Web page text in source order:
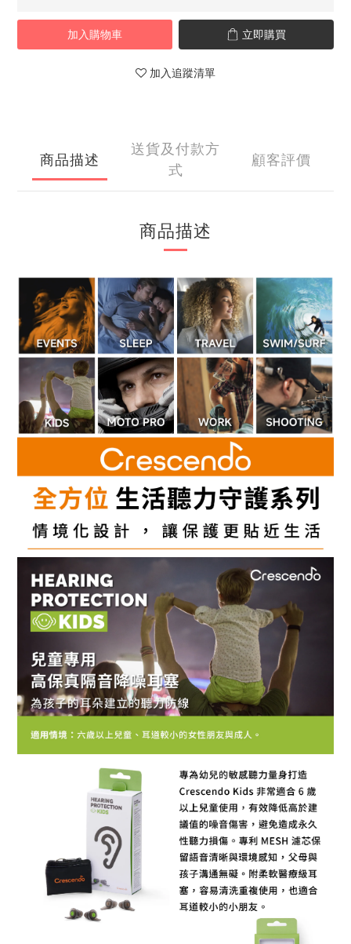
加入購物車 立即購買
加入追蹤清單
商品描述
送貨及付款方
式
顧客評價
商品描述